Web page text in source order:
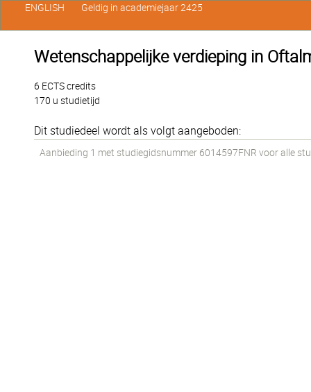
Wetenschappelijke verdieping in
6 ECTS credits
170 u studietijd
Dit studiedeel wordt als volgt aangeboden:
Aanbieding 1 met studiegidsnummer 6014597FNR voor alle
ENGLISH Geldig in academiejaar 2425